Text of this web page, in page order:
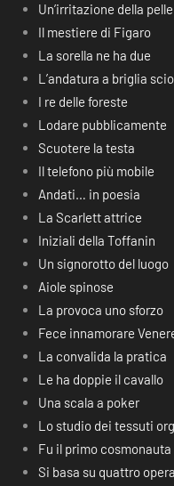
Un’irritazione della pelle
Il mestiere di Figaro
La sorella ne ha due
L’andatura a briglia
I re delle foreste
Lodare pubblicamente
Scuotere la testa
Il telefono più mobile
Andati… in poesia
La Scarlett attrice
Iniziali della Toffanin
Un signorotto del luogo
Aiole spinose
La provoca uno sforzo
Fece innamorare
La convalida la pratica
Le ha doppie il cavallo
Una scala a poker
Lo studio dei tessuti
Fu il primo cosmonauta
Si basa su quattro